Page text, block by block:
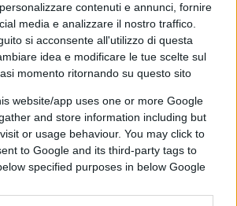
contenuti e annunci, fornire
media e analizzare il nostro traffico.
si acconsente all'utilizzo di questa
idea e modificare le tue scelte sul
momento ritornando su questo sito
website/app uses one or more Google
and store information including but
or usage behaviour. You may click to
to Google and its third-party tags to
specified purposes in below Google
che si occupano di fornire i dati
per un’esecuzione automatica degli
anche su dati che arrivano
le applicazioni della